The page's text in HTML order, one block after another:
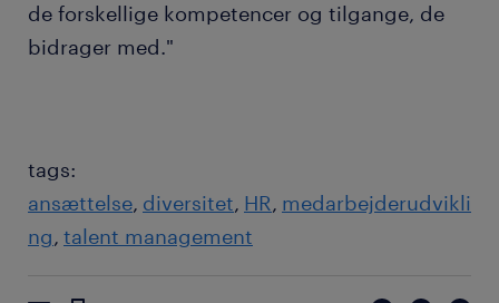
de forskellige kompetencer og tilgange, de
bidrager med."
tags:
ansættelse diversitet HR medarbejderudvikli
ng talent management